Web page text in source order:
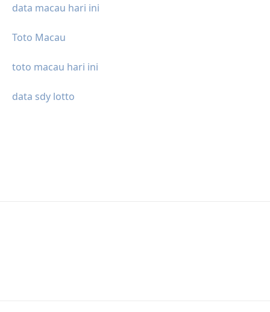
data macau hari ini
Toto Macau
toto macau hari ini
data sdy lotto